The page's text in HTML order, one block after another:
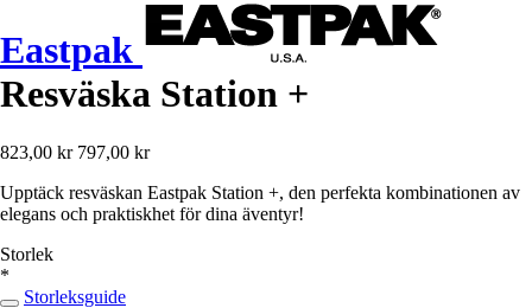
Eastpak
Resväska Station +
823,00 kr 797,00 kr
Upptäck resväskan Eastpak Station +, den perfekta kombinationen av
elegans och praktiskhet för dina äventyr!
Storlek
*
Storleksguide